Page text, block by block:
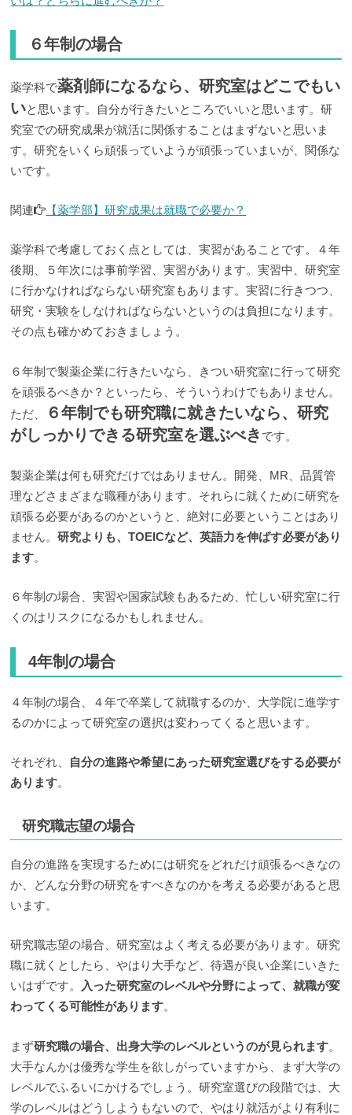
６年制の場合
薬学科で薬剤師になるなら、研究室はどこでもい
いと思います。自分が行きたいところでいいと思います。研
究室での研究成果が就活に関係することはまずないと思いま
す。研究をいくら頑張っていようが頑張っていまいが、関係な
いです。
関連 【薬学部】研究成果は就職で必要か？
薬学科で考慮しておく点としては、実習があることです。４年
後期、５年次には事前学習、実習があります。実習中、研究室
に行かなければならない研究室もあります。実習に行きつつ、
研究・実験をしなければならないというのは負担になります。
その点も確かめておきましょう。
６年制で製薬企業に行きたいなら、きつい研究室に行って研究
を頑張るべきか？といったら、そういうわけでもありません。
ただ、
６年制でも研究職に就きたいなら、研究
がしっかりできる研究室を選ぶべき です。
製薬企業は何も研究だけではありません。開発、MR、品質管
理などさまざまな職種があります。それらに就くために研究を
頑張る必要があるのかというと、絶対に必要ということはあり
ません。研究よりも、TOEICなど、英語力を伸ばす必要があり
ます。
６年制の場合、実習や国家試験もあるため、忙しい研究室に行
くのはリスクになるかもしれません。
4年制の場合
４年制の場合、４年で卒業して就職するのか、大学院に進学す
るのかによって研究室の選択は変わってくると思います。
それぞれ、 自分の進路や希望にあった研究室選びをする必要が
あります。
研究職志望の場合
自分の進路を実現するためには研究をどれだけ頑張るべきなの
か、どんな分野の研究をすべきなのかを考える必要があると思
います。
研究職志望の場合、研究室はよく考える必要があります。研究
職に就くとしたら、やはり大手など、待遇が良い企業にいきた
いはずです。
入った研究室のレベルや分野によって、就職が変
わってくる可能性があります。
まず研究職の場合、出身大学のレベルというのが見られます。
大手なんかは優秀な学生を欲しがっていますから、まず大学の
レベルでふるいにかけるでしょう。研究室選びの段階では、大
学のレベルはどうしようもないので、やはり就活がより有利に